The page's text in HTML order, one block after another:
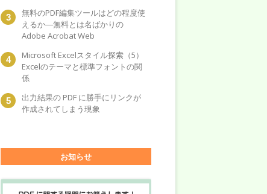
無料のPDF編集ツールはどの程度使
えるか―無料とは名ばかりの
Adobe Acrobat Web
Microsoft Excelスタイル探索（5）
Excelのテーマと標準フォントの関
係
出力結果の PDF に勝手にリンクが
作成されてしまう現象
お知らせ